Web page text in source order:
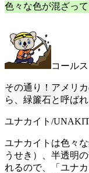
色々な色が混ざっ
コール
その通り！アメリ
ら、緑簾石と呼ば
ユナカイト/
ユナカイトは色々
うせき）、半透明
れるので、「ユナ